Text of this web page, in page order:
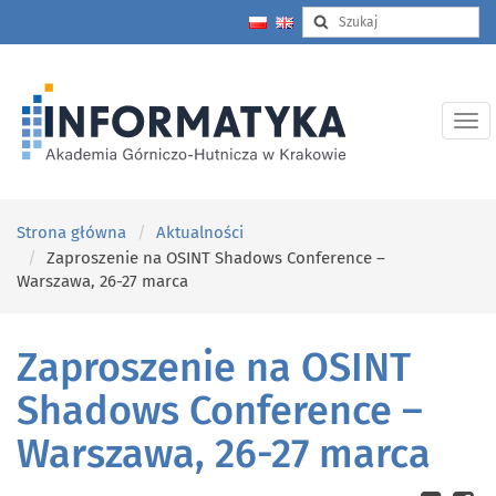
Strona główna
Aktualności
Zaproszenie na OSINT Shadows Conference –
Warszawa, 26-27 marca
Zaproszenie na OSINT
Shadows Conference –
Warszawa, 26-27 marca